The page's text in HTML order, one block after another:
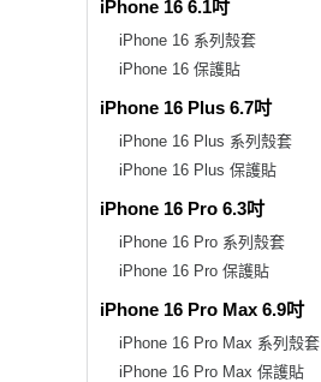
iPhone 16 6.1吋
iPhone 16 系列殼套
iPhone 16 保護貼
iPhone 16 Plus 6.7吋
iPhone 16 Plus 系列殼套
iPhone 16 Plus 保護貼
iPhone 16 Pro 6.3吋
iPhone 16 Pro 系列殼套
iPhone 16 Pro 保護貼
iPhone 16 Pro Max 6.9吋
iPhone 16 Pro Max 系列殼套
iPhone 16 Pro Max 保護貼